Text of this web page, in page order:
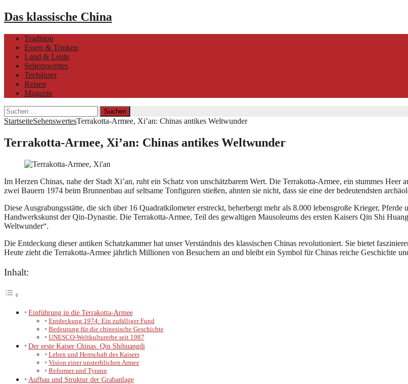
Das klassische China
Tradition
Essen & Trinken
Land & Leute
Sehenswertes
Teehäuser
Reisen
Magazin
Suchen
nach:
StartseiteSehenswertesTerrakotta-Armee, Xi’an: Chinas antikes Weltwunder
Terrakotta-Armee, Xi’an: Chinas antikes Weltwunder
Im Herzen Chinas, nahe der Stadt Xi’an, ruht ein Schatz von unschätzbarem Wert. Die Terrakotta-Armee, ein stummes
zwei Bauern 1974 beim Brunnenbau auf seltsame Tonfiguren stießen, ahnten sie nicht, dass sie eine der bedeutendsten
Diese Ausgrabungsstätte, die sich über 16 Quadratkilometer erstreckt, beherbergt mehr als 8.000 lebensgroße Krieger,
Handwerkskunst der Qin-Dynastie. Die Terrakotta-Armee, Teil des gewaltigen Mausoleums des ersten Kaisers Qin Shi
Weltwunder“.
Die Entdeckung dieser antiken Schatzkammer hat unser Verständnis des klassischen Chinas revolutioniert. Sie bietet
Heute zieht die Terrakotta-Armee jährlich Millionen von Besuchern an und bleibt ein Symbol für Chinas reiche Geschichte
Inhalt:
Einführung in die Terrakotta-Armee
Entdeckung 1974: Ein zufälliger Fund
Bedeutung für die chinesische Geschichte
UNESCO-Weltkulturerbe seit 1987
Der erste Kaiser Chinas: Qin Shihuangdi
Leben und Herrschaft des Kaisers
Vision einer unsterblichen Armee
Reformer und Tyrann
Aufbau und Struktur der Grabanlage